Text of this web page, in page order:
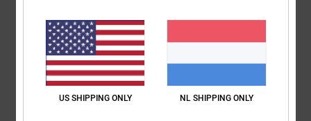
5.0
gebaseerd op1 geverifieerde beoordelingen
100% van onze klanten bevelen dit product aan
US SHIPPING ONLY NL SHIPPING ONLY